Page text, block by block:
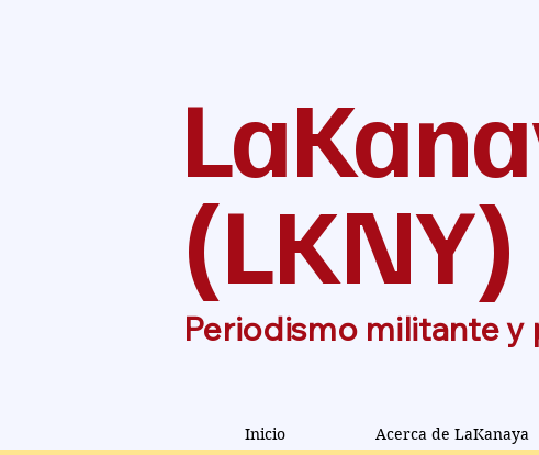
(LKNY)
Periodismo militante y
Inicio Acerca de LaKanaya